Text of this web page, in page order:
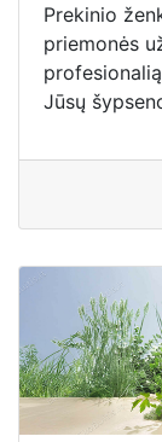
Prekinio
priemonės
Jūsų